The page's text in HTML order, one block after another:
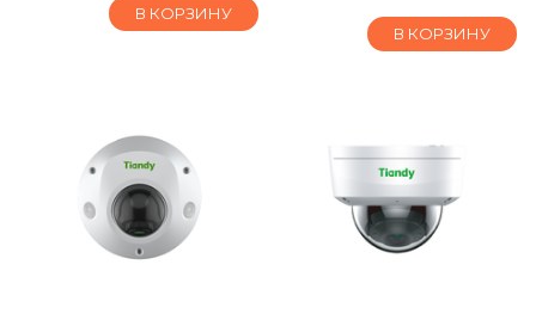
В КОРЗИНУ
В КОРЗИНУ